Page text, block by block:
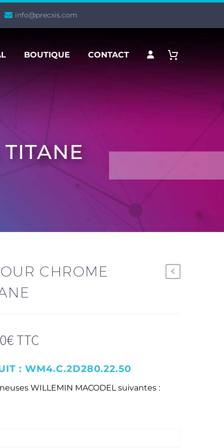
info@precxis.com
BOUTIQUE CONTACT
CHROME
€TTC
: WM4.C.2D280.22.50
WILLEMIN MACODEL suivantes :